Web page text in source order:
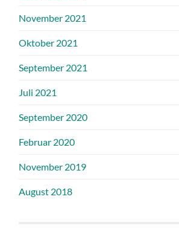
November 2021
Oktober 2021
September 2021
Juli 2021
September 2020
Februar 2020
November 2019
August 2018